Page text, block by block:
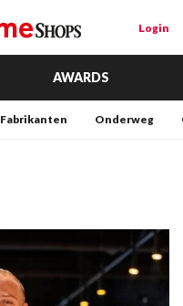
Login
AWARDS
Fabrikanten Onderweg